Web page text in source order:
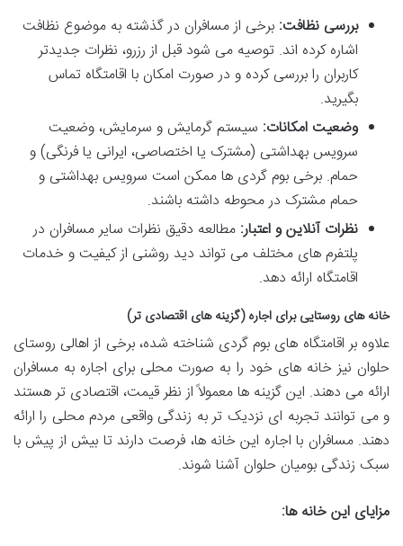
بررسی نظافت: برخی از مسافران در گذشته به موضوع نظافت
اشاره کرده اند. توصیه می شود قبل از رزرو، نظرات جدیدتر
کاربران را بررسی کرده و در صورت امکان با اقامتگاه تماس
بگیرید.
وضعیت امکانات: سیستم گرمایش و سرمایش، وضعیت
سرویس بهداشتی (مشترک یا اختصاصی، ایرانی یا فرنگی) و
حمام. برخی بوم گردی ها ممکن است سرویس بهداشتی و
حمام مشترک در محوطه داشته باشند.
نظرات آنلاین و اعتبار: مطالعه دقیق نظرات سایر مسافران در
پلتفرم های مختلف می تواند دید روشنی از کیفیت و خدمات
اقامتگاه ارائه دهد.
خانه های روستایی برای اجاره (گزینه های اقتصادی تر)
علاوه بر اقامتگاه های بوم گردی شناخته شده، برخی از اهالی روستای
حلوان نیز خانه های خود را به صورت محلی برای اجاره به مسافران
ارائه می دهند. این گزینه ها معمولاً از نظر قیمت، اقتصادی تر هستند
و می توانند تجربه ای نزدیک تر به زندگی واقعی مردم محلی را ارائه
دهند. مسافران با اجاره این خانه ها، فرصت دارند تا بیش از پیش با
سبک زندگی بومیان حلوان آشنا شوند.
مزایای این خانه ها: